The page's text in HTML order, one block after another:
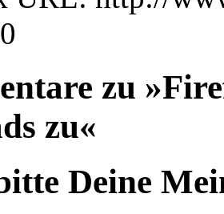
zu
zu«
Deine